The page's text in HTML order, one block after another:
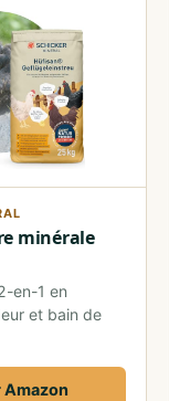
minérale
en-1 en
et bain de
Amazon